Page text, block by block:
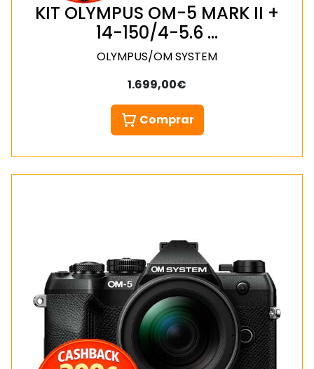
KIT OLYMPUS OM-5 MARK II +
14-150/4-5.6 …
OLYMPUS/OM SYSTEM
1.699,00€
Comprar